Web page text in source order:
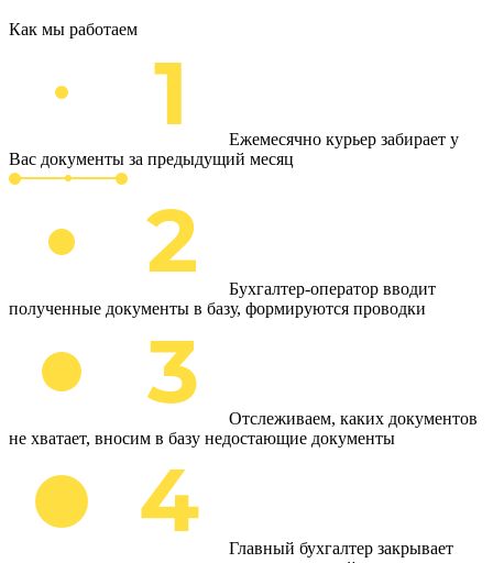
Как мы работаем
Ежемесячно курьер забирает у
Вас документы за предыдущий месяц
Бухгалтер-оператор вводит
полученные документы в базу, формируются проводки
Отслеживаем, каких документов
не хватает, вносим в базу недостающие документы
Главный бухгалтер закрывает